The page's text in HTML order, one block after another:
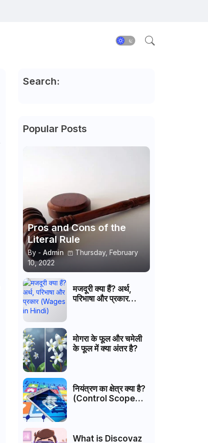
Search:
Popular Posts
Pros and Cons of the
Literal Rule
By - Admin
Thursday, February
10, 2022
मजदूरी क्या हैं? अर्थ,
परिभाषा और प्रकार
मोगरा के फूल और चमेली
के फूल में क्या अंतर है?
नियंत्रण का क्षेत्र क्या है?
(Control Scope
What is Discovaz